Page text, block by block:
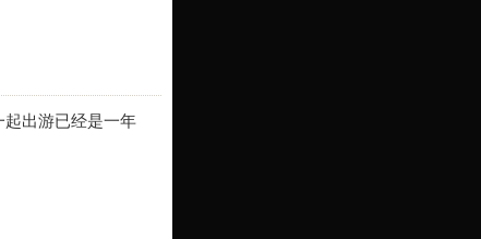
出游已经是一年